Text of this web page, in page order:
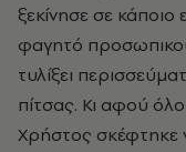
ξεκίνησε σε
φαγητό
τυλίξει
πίτσας. Κι αφού
Χρήστος σκέφτηκε